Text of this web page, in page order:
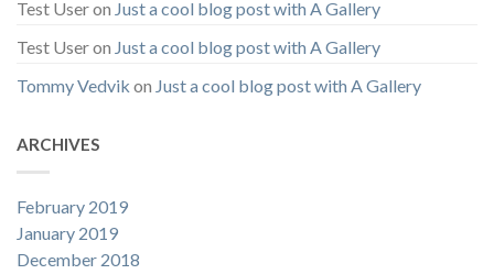
Test Useron Just a cool blog post with A Gallery
Test Useron Just a cool blog post with A Gallery
Tommy Vedvik on Just a cool blog post with A Gallery
ARCHIVES
February 2019
January 2019
December 2018